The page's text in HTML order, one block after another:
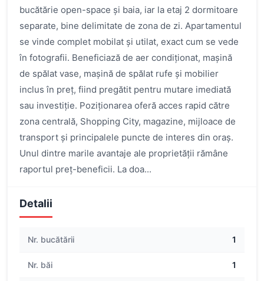
bucătărie open-space și baia, iar la etaj 2 dormitoare
separate, bine delimitate de zona de zi. Apartamentul
se vinde complet mobilat și utilat, exact cum se vede
în fotografii. Beneficiază de aer condiționat, mașină
de spălat vase, mașină de spălat rufe și mobilier
inclus în preț, fiind pregătit pentru mutare imediată
sau investiție. Poziționarea oferă acces rapid către
zona centrală, Shopping City, magazine, mijloace de
transport și principalele puncte de interes din oraș.
Unul dintre marile avantaje ale proprietății rămâne
raportul preț-beneficii. La doa...
Detalii
Nr. bucătării 1
Nr. băi 1